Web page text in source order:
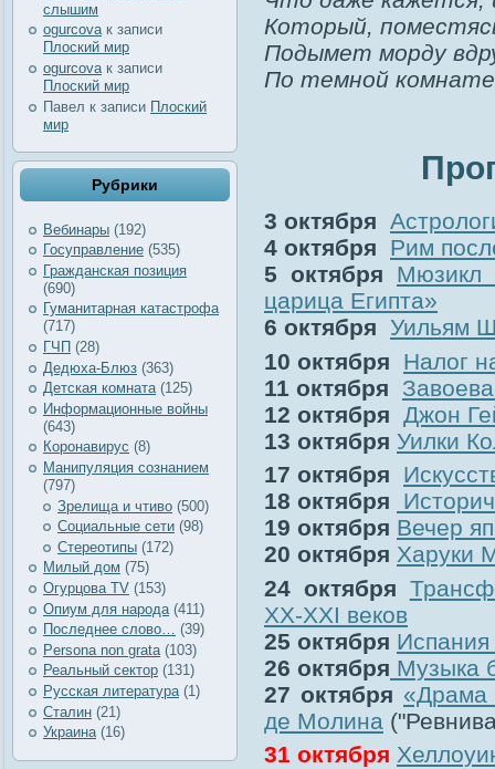
слышим
ogurcovaк записи
Плоский мир
ogurcova к записи
Плоский мир
Павел к записи Плоский
мир
Рубрики
Вебинары (192)
Госуправление (535)
Гражданская позиция
(690)
Гуманитарная катастрофа
(717)
ГЧП (28)
Дедюха-Блюз (363)
Детская комната(125)
Информационные войны
(643)
Коронавирус (8)
Манипуляция сознанием
(797)
Зрелища и чтиво (500)
Социальные сети (98)
Стереотипы (172)
Милый дом (75)
Огурцова TV (153)
Опиум для народа (411)
Последнее слово… (39)
Рersona non grata (103)
Реальный сектор (131)
Русская литература (1)
Сталин (21)
Украина(16)
Который,
Подымет морду
По темной
3 октября
4 октября
Рим
5 октября Мюзикл
царица Египта»
6 октября
Уильям
10 октября
Налог
11 октября
12 октября Джон
13 октября Уилки
17 октября
18 октября
19 октября Вечер
20 октября Харуки
24 октября
ХХ-ХХI веков
25 октября Испания
26 октября Музыка
27 октября «Драма
де Молина
31 октября